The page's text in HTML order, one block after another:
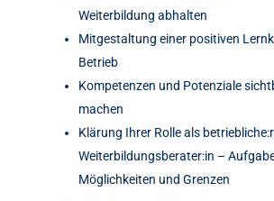
Weiterbildung abhalten
Mitgestaltung einer positiven
Betrieb
Kompetenzen und Potenziale
machen
Klärung Ihrer Rolle als betriebliche:r
Weiterbildungsberater:in –
Möglichkeiten und Grenzen